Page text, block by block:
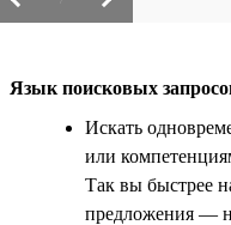
Язык поисковых
Искать
или
Так вы быстрее
предложения —